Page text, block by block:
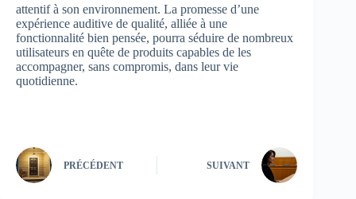
attentif à son environnement. La promesse d’une
expérience auditive de qualité, alliée à une
fonctionnalité bien pensée, pourra séduire de nombreux
utilisateurs en quête de produits capables de les
accompagner, sans compromis, dans leur vie
quotidienne.
PRÉCÉDENT SUIVANT